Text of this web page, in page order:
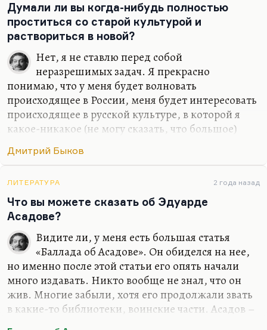
Что нет, то нет.
Земную предал неоднократно,
И…
Думали ли вы когда-нибудь полностью
проститься со старой культурой и
раствориться в новой?
Нет, я не ставлю перед собой
неразрешимых задач. Я прекрасно
понимаю, что у меня будет волновать
происходящее в России, меня будет интересовать
происходящее в русской культуре, в которой я
какое-никакое (не могу сказать, что большое)
безусловно. Сужу я об этом прежде всего по
студентов, славистов. Так что нет, я не думал
бросить то, что я там прожил и то, что я там
видел и сделал. Иной вопрос, что писать по-
английски я, конечно, буду. От этого никуда не
денешься. Писание на английском делает речь
более четкой. Переводить с английского я буду
много. Вот «Март» переведу Кунищака, буду
«Сорделло» заканчивать. Конечно, я…
Дмитрий Быков
ЛИТЕРАТУРА 2 года назад
Что вы можете сказать об Эдуарде
Асадове?
Видите ли, у меня есть большая статья
«Баллада об Асадове». Он обиделся на нее,
но именно после этой статьи его опять начали
много издавать. Никто вообще не знал, что он
жив. Многие забыли, хотя его продолжали звать
в какие-то библиотеки, воинские части. Асадов –